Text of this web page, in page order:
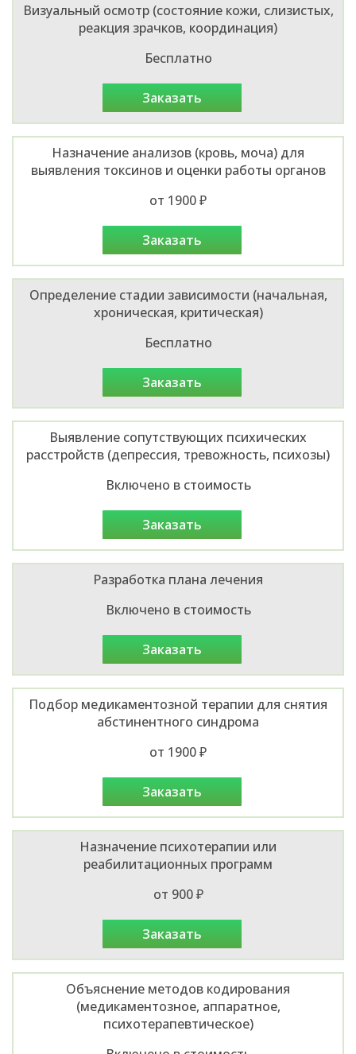
Визуальный осмотр (состояние кожи, слизистых,
реакция зрачков, координация)
Бесплатно
заказать
Назначение анализов (кровь, моча) для
выявления токсинов и оценки работы органов
от 1900 ₽
заказать
Определение стадии зависимости (начальная,
хроническая, критическая)
Бесплатно
заказать
Выявление сопутствующих психических
расстройств (депрессия, тревожность, психозы)
Включено в стоимость
заказать
Разработка плана лечения
Включено в стоимость
заказать
Подбор медикаментозной терапии для снятия
абстинентного синдрома
от 1900 ₽
заказать
Назначение психотерапии или
реабилитационных программ
от 900 ₽
заказать
Объяснение методов кодирования
(медикаментозное, аппаратное,
психотерапевтическое)